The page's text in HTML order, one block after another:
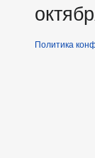
Политика